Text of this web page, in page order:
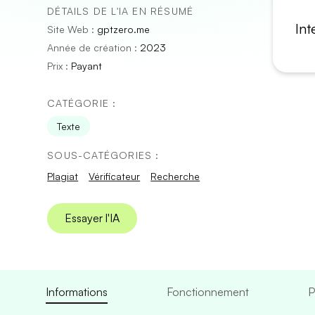
DÉTAILS DE L'IA EN RÉSUMÉ
Site Web : gptzero.me
Année de création : 2023
Prix : Payant
CATÉGORIE :
Texte
SOUS-CATÉGORIES :
Plagiat
Vérificateur Recherche
Essayer l'IA
Informations Fonctionnement